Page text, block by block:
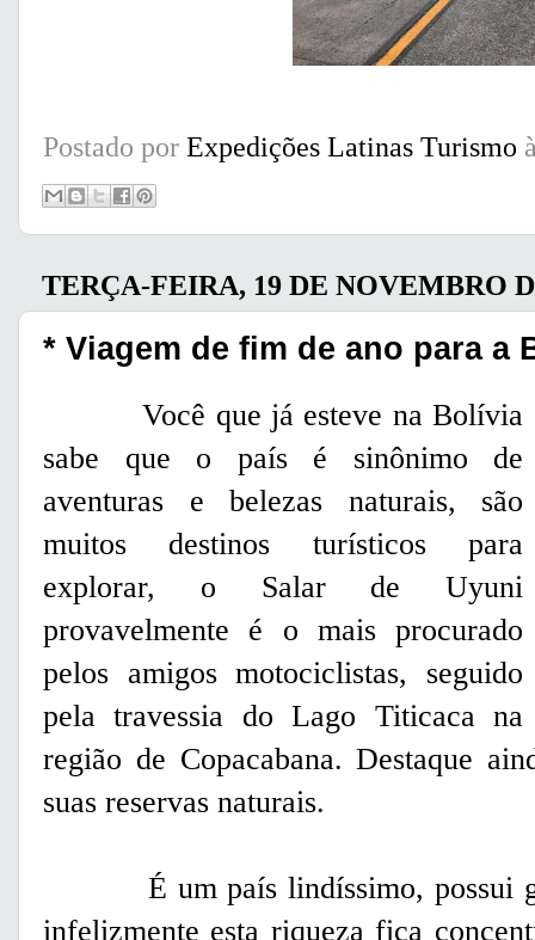
Postado por Expedições Latinas Turismo
TERÇA-FEIRA, 19 DE NOVEMBRO
* Viagem de fim de ano para a
Você que já esteve na Bolívia
sabe que o país é sinônimo de
aventuras e belezas naturais, são
muitos destinos turísticos para
explorar, o Salar de Uyuni
provavelmente é o mais procurado
pelos amigos motociclistas, seguido
pela travessia do Lago Titicaca na
região de Copacabana. Destaque
suas reservas naturais.
É um país lindíssimo, possui
infelizmente esta riqueza fica